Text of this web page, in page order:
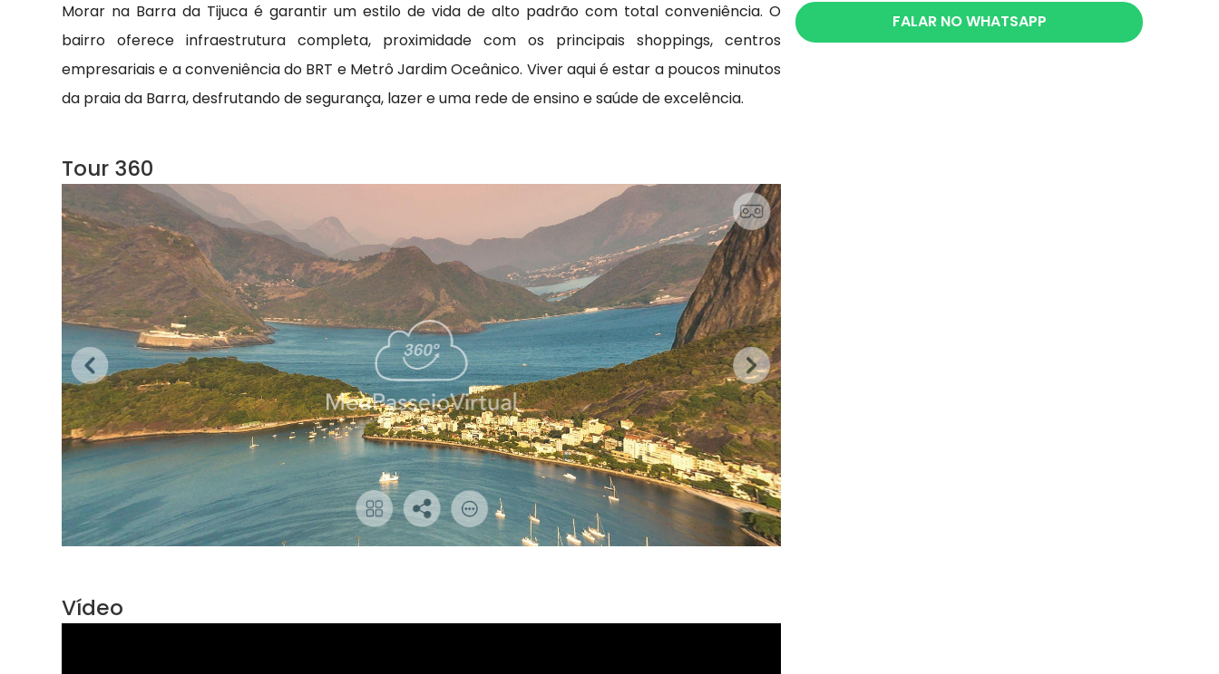
Morar na Barra da Tijuca é garantir um estilo de vida de alto padrão com total conveniência. O
bairro oferece infraestrutura completa, proximidade com os principais shoppings, centros
empresariais e a conveniência do BRT e Metrô Jardim Oceânico. Viver aqui é estar a poucos minutos
da praia da Barra, desfrutando de segurança, lazer e uma rede de ensino e saúde de excelência.
Tour 360
Vídeo
FALAR NO WHATSAPP